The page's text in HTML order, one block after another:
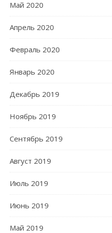
Май 2020
Апрель 2020
Февраль 2020
Январь 2020
Декабрь 2019
Ноябрь 2019
Сентябрь 2019
Август 2019
Июль 2019
Июнь 2019
Май 2019